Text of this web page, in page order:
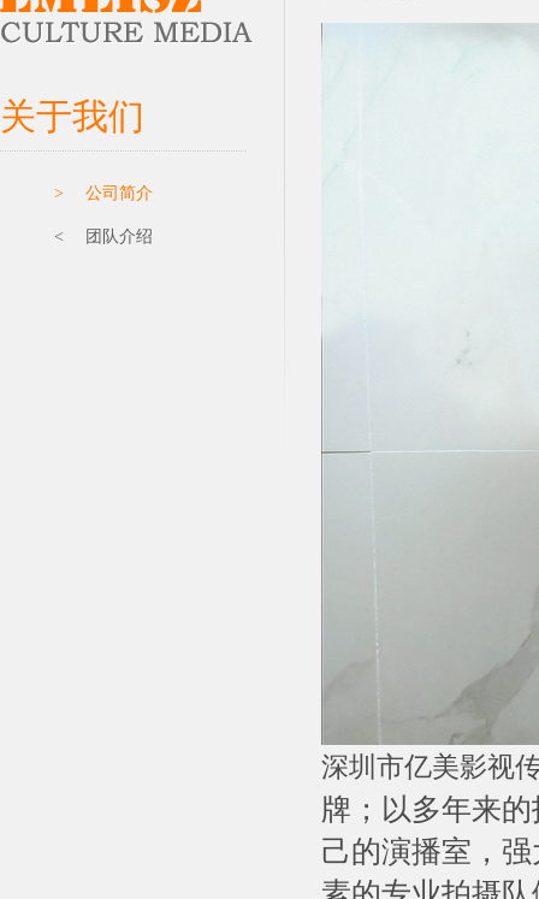
关于我们
> 公司简介
< 团队介绍
深圳市亿美影视
牌；以多年来
己的演播室，